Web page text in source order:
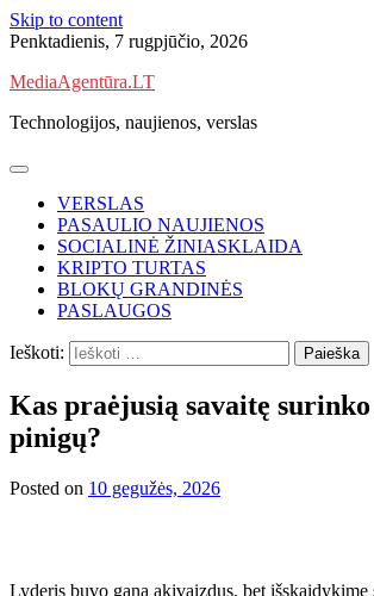
Skip to content
Penktadienis, 7 rugpjūčio, 2026
MediaAgentūra.LT
Technologijos, naujienos, verslas
VERSLAS
PASAULIO NAUJIENOS
SOCIALINĖ ŽINIASKLAIDA
KRIPTO TURTAS
BLOKŲ GRANDINĖS
PASLAUGOS
Ieškoti:
Kas praėjusią savaitę
pinigų?
Posted on 10 gegužės, 2026
Lyderis buvo gana akivaizdus, ​​bet išskaidykime